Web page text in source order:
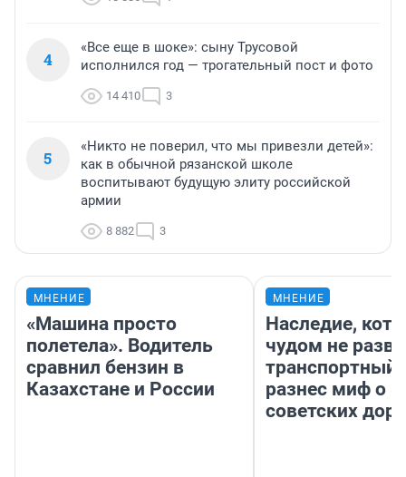
4
«Все еще в шоке»: сыну Трусовой
исполнился год — трогательный пост и фото
14 410 3
5
«Никто не поверил, что мы привезли детей»:
как в обычной рязанской школе
воспитывают будущую элиту российской
армии
8 882 3
МНЕНИЕ
«Машина просто
полетела». Водитель
сравнил бензин в
Казахстане и России
МНЕНИЕ
Наследие,
чудом не
транспортный
разнес миф о
советских